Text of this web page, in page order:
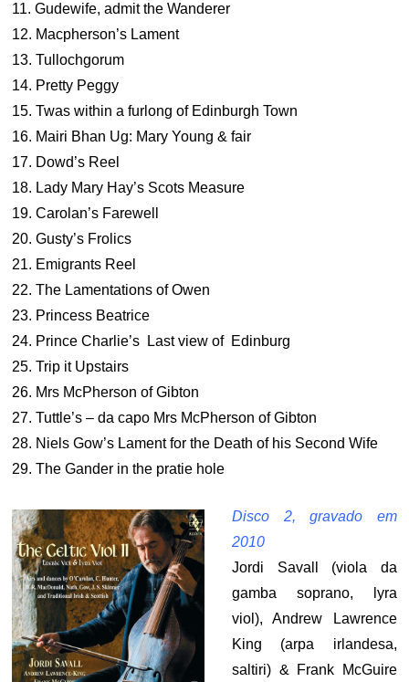
11. Gudewife, admit the Wanderer
12. Macpherson’s Lament
13. Tullochgorum
14. Pretty Peggy
15. Twas within a furlong of Edinburgh Town
16. Mairi Bhan Ug: Mary Young & fair
17. Dowd’s Reel
18. Lady Mary Hay’s Scots Measure
19. Carolan’s Farewell
20. Gusty’s Frolics
21. Emigrants Reel
22. The Lamentations of Owen
23. Princess Beatrice
24. Prince Charlie’s Last view of Edinburg
25. Trip it Upstairs
26. Mrs McPherson of Gibton
27. Tuttle’s – da capo Mrs McPherson of Gibton
28. Niels Gow’s Lament for the Death of his Second Wife
29. The Gander in the pratie hole
Disco 2, gravado em
2010
Jordi Savall (viola da
gamba soprano, lyra
viol), Andrew Lawrence
King (arpa irlandesa,
saltiri) & Frank McGuire